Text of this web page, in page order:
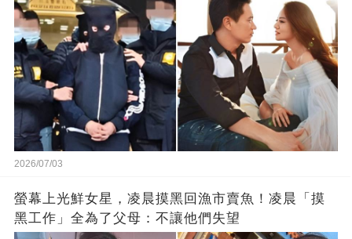
2026/07/03
螢幕上光鮮女星，凌晨摸黑回漁市賣魚！凌晨「摸
黑工作」全為了父母：不讓他們失望